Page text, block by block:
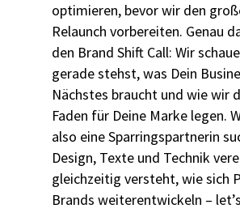
optimieren, bevor wir den
Relaunch vorbereiten. Genau
den Brand Shift Call: Wir
gerade stehst, was Dein
Nächstes braucht und wie wir
Faden für Deine Marke legen.
also eine Sparringspartnerin
Design, Texte und Technik
gleichzeitig versteht, wie sich
Brands weiterentwickeln –